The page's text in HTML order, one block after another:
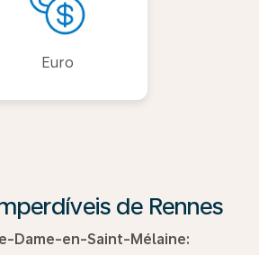
Euro
de Rennes
Dame-en-Saint-Mélaine: